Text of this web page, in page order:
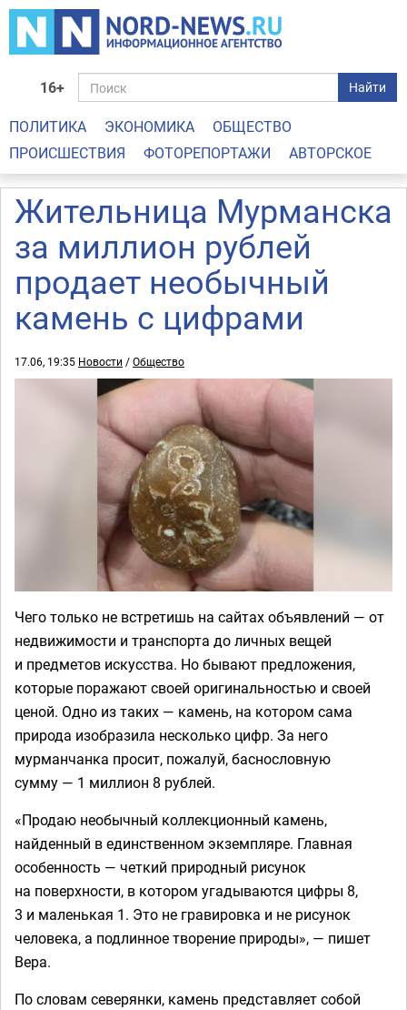
16+ Найти
ПОЛИТИКА ЭКОНОМИКА
ОБЩЕСТВО
ПРОИСШЕСТВИЯ
ФОТОРЕПОРТАЖИ АВТОРСКОЕ
Жительница Мурманска
за миллион рублей
продает необычный
камень с цифрами
17.06, 19:35 Новости /Общество
Чего только не встретишь на сайтах объявлений — от
недвижимости и транспорта до личных вещей
и предметов искусства. Но бывают предложения,
которые поражают своей оригинальностью и своей
ценой. Одно из таких — камень, на котором сама
природа изобразила несколько цифр. За него
мурманчанка просит, пожалуй, баснословную
сумму — 1 миллион 8 рублей.
«Продаю необычный коллекционный камень,
найденный в единственном экземпляре. ​Главная
особенность — четкий природный рисунок
на поверхности, в котором угадываются цифры 8,
3 и маленькая 1. Это не гравировка и не рисунок
человека, а подлинное творение природы», — пишет
Вера.
По словам северянки, камень представляет собой